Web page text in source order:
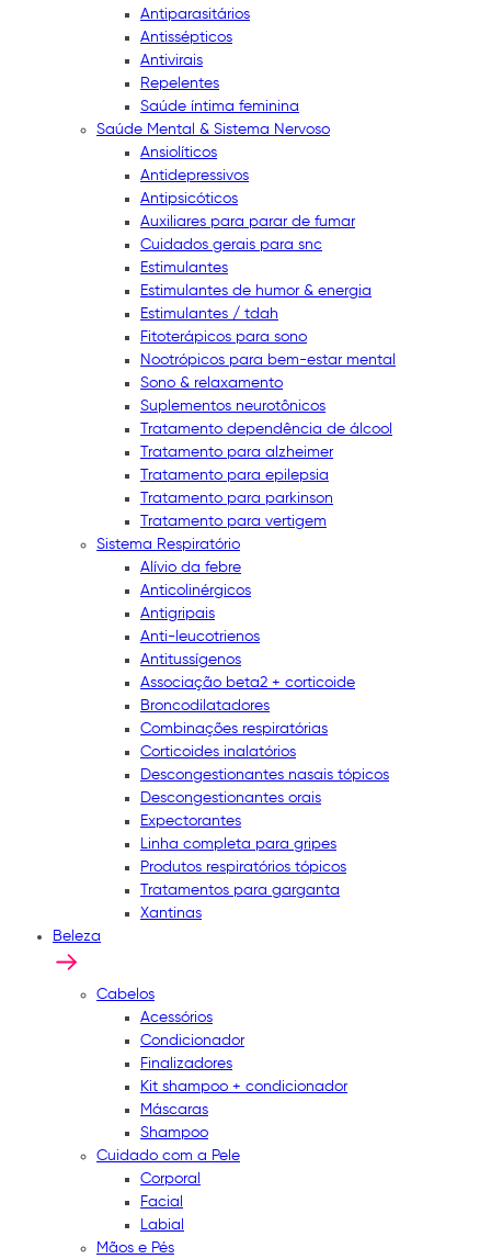
Antiparasitários
Antissépticos
Antivirais
Repelentes
Saúde íntima feminina
Saúde Mental & Sistema Nervoso
Ansiolíticos
Antidepressivos
Antipsicóticos
Auxiliares para parar de fumar
Cuidados gerais para snc
Estimulantes
Estimulantes de humor & energia
Estimulantes / tdah
Fitoterápicos para sono
Nootrópicos para bem-estar mental
Sono & relaxamento
Suplementos neurotônicos
Tratamento dependência de álcool
Tratamento para alzheimer
Tratamento para epilepsia
Tratamento para parkinson
Tratamento para vertigem
Sistema Respiratório
Alívio da febre
Anticolinérgicos
Antigripais
Anti-leucotrienos
Antitussígenos
Associação beta2 + corticoide
Broncodilatadores
Combinações respiratórias
Corticoides inalatórios
Descongestionantes nasais tópicos
Descongestionantes orais
Expectorantes
Linha completa para gripes
Produtos respiratórios tópicos
Tratamentos para garganta
Xantinas
Beleza
Cabelos
Acessórios
Condicionador
Finalizadores
Kit shampoo + condicionador
Máscaras
Shampoo
Cuidado com a Pele
Corporal
Facial
Labial
Mãos e Pés